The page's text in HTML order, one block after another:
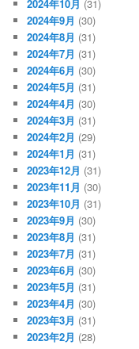
2024年10月 (31)
2024年9月 (30)
2024年8月 (31)
2024年7月 (31)
2024年6月 (30)
2024年5月 (31)
2024年4月 (30)
2024年3月 (31)
2024年2月 (29)
2024年1月 (31)
2023年12月 (31)
2023年11月 (30)
2023年10月 (31)
2023年9月 (30)
2023年8月 (31)
2023年7月 (31)
2023年6月 (30)
2023年5月 (31)
2023年4月 (30)
2023年3月 (31)
2023年2月 (28)